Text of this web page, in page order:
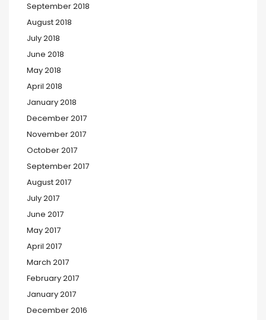
September 2018
August 2018
July 2018
June 2018
May 2018
April 2018
January 2018
December 2017
November 2017
October 2017
September 2017
August 2017
July 2017
June 2017
May 2017
April 2017
March 2017
February 2017
January 2017
December 2016